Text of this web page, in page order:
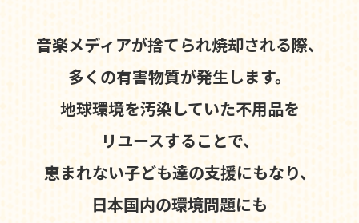
音楽メディアが捨てられ焼却される際、
多くの有害物質が発生します。
地球環境を汚染していた不用品を
リユースすることで、
恵まれない子ども達の支援にもなり、
日本国内の環境問題にも